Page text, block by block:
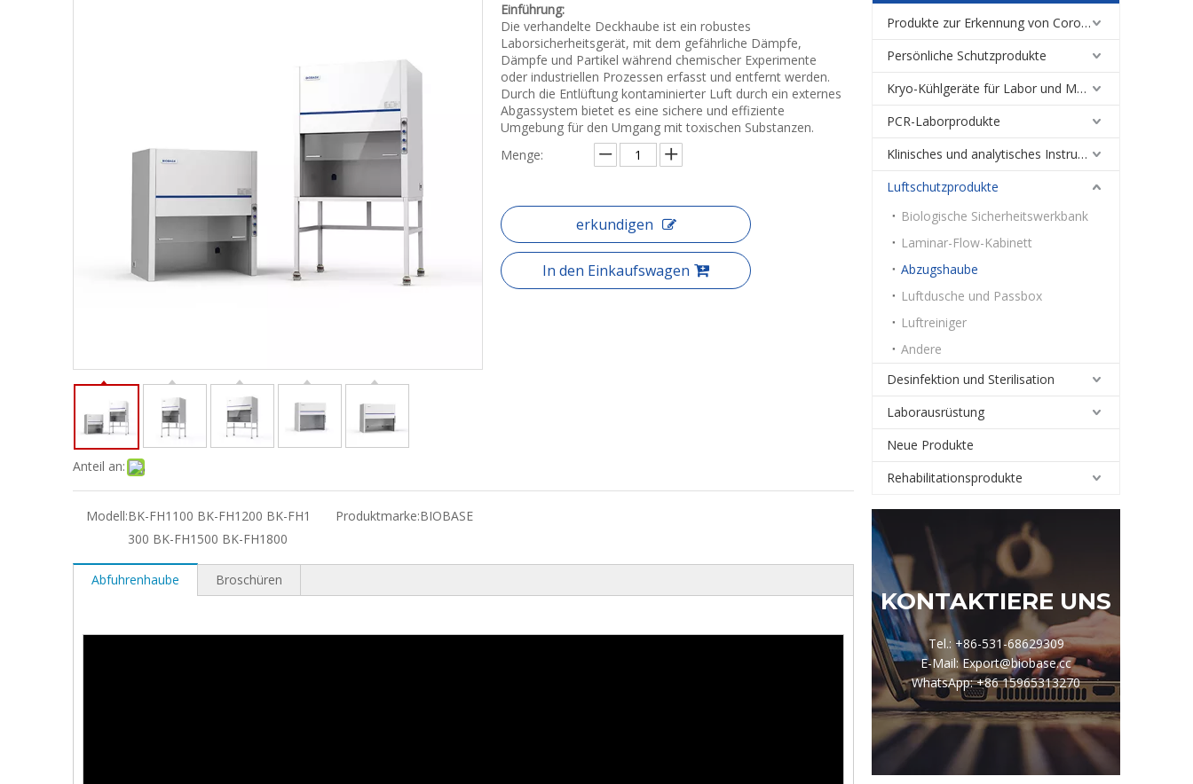
Anteil an:
Einführung:
Die verhandelte Deckhaube ist ein robustes
Laborsicherheitsgerät, mit dem gefährliche Dämpfe,
Dämpfe und Partikel während chemischer Experimente
oder industriellen Prozessen erfasst und entfernt werden.
Durch die Entlüftung kontaminierter Luft durch ein externes
Abgassystem bietet es eine sichere und effiziente
Umgebung für den Umgang mit toxischen Substanzen.
Menge:
erkundigen
In den Einkaufswagen
Modell:BK-FH1100 BK-FH1200 BK-FH1
300 BK-FH1500 BK-FH1800
Produktmarke:BIOBASE
Abfuhrenhaube Broschüren
Produkte zur Erkennung von Coronaviren
Persönliche Schutzprodukte
Kryo-Kühlgeräte für Labor und Medizin
PCR-Laborprodukte
Klinisches und analytisches Instrument
Luftschutzprodukte
Biologische Sicherheitswerkbank
Laminar-Flow-Kabinett
Abzugshaube
Luftdusche und Passbox
Luftreiniger
Andere
Desinfektion und Sterilisation
Laborausrüstung
Neue Produkte
Rehabilitationsprodukte
KONTAKTIERE UNS
Tel.: +86-531-68629309
E-Mail: Export@biobase.cc
WhatsApp: +86 15965313270